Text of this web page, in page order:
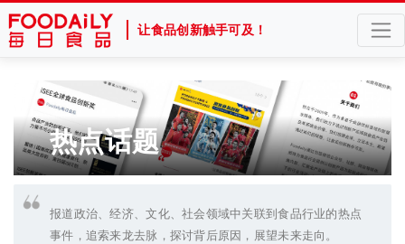
让食品创新触手可及！
热点话题
报道政治、经济、文化、社会领域中关联到食品行业的热点
事件，追索来龙去脉，探讨背后原因，展望未来走向。